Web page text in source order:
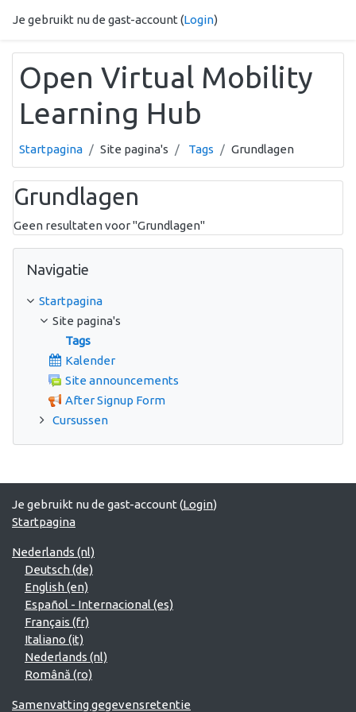
Je gebruikt nu de gast-account (Login)
Open Virtual Mobility
Learning Hub
Startpagina Site pagina's Tags Grundlagen
Grundlagen
Geen resultaten voor "Grundlagen"
Navigatie
Startpagina
Site pagina's
Tags
Kalender
Site announcements
After Signup Form
Cursussen
Je gebruikt nu de gast-account (Login)
Startpagina
Nederlands ‎(nl)‎
Deutsch ‎(de)‎
English ‎(en)‎
Español - Internacional ‎(es)‎
Français ‎(fr)‎
Italiano ‎(it)‎
Nederlands ‎(nl)‎
Română ‎(ro)‎
Samenvatting gegevensretentie